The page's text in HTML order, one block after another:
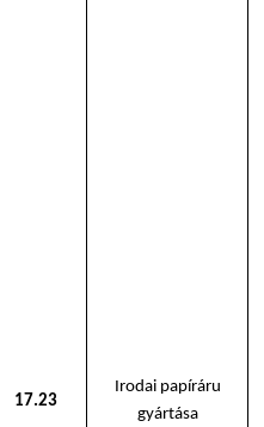
17.23
Irodai papíráru
gyártása